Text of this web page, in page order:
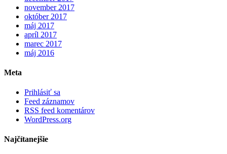
november 2017
október 2017
máj 2017
apríl 2017
marec 2017
máj 2016
Meta
Prihlásiť sa
Feed záznamov
RSS feed komentárov
WordPress.org
Najčítanejšie